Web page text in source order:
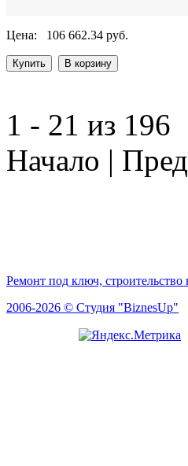
Цена: 106 662.34 руб.
1 - 21 из 196
Начало |
Ремонт под ключ,
2006-2026 © Студия "BiznesUp"